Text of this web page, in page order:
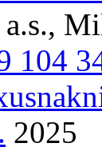
104
2025